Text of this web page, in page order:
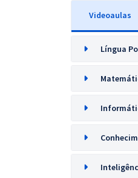
Videoaulas
Língua